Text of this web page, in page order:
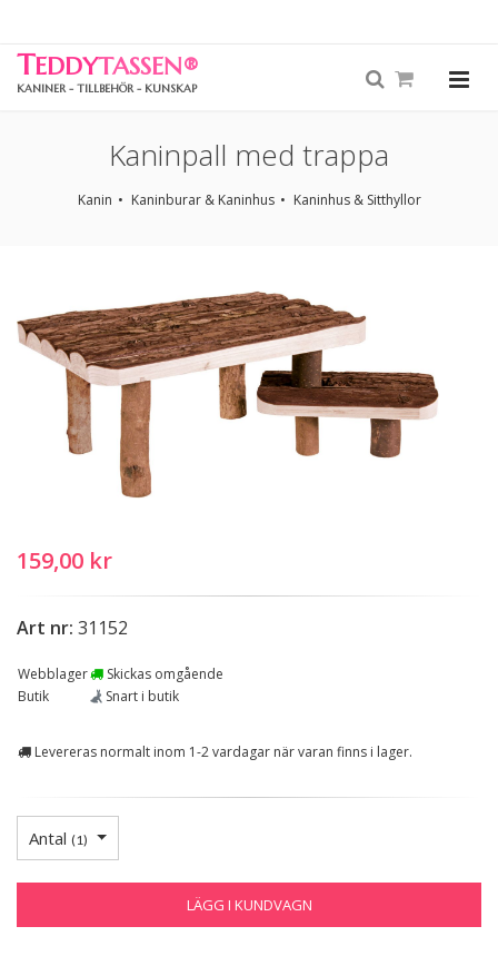
TEDDYTASSEN®
KANINER - TILLBEHÖR - KUNSKAP
Kaninpall med trappa
Kanin Kaninburar & Kaninhus Kaninhus & Sitthyllor
159,00 kr
Art nr: 31152
Webblager
Skickas omgående
Butik
Snart i butik
Levereras normalt inom 1-2 vardagar när varan finns i lager.
Antal (1)
LÄGG I KUNDVAGN